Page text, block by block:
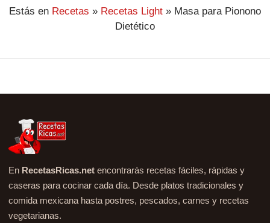
Estás en Recetas » Recetas Light » Masa para Pionono
Dietético
En RecetasRicas.net encontrarás recetas fáciles, rápidas y
caseras para cocinar cada día. Desde platos tradicionales y
comida mexicana hasta postres, pescados, carnes y recetas
vegetarianas.